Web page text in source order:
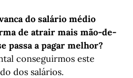
do salário médio
de atrair mais mão-de-
passa a pagar melhor?
conseguirmos este
dos salários.